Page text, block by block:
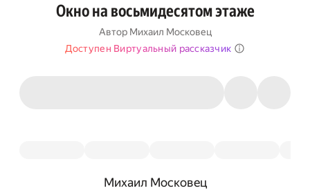
Окно на восьмидесятом этаже
Автор Михаил Московец
Доступен Виртуальный рассказчик
Михаил Московец